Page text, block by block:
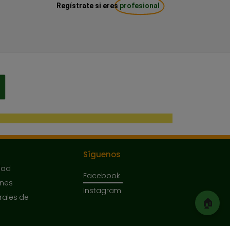
🏠
Regístrate si eres profesional
de
Síguenos
Facebook
Instagram